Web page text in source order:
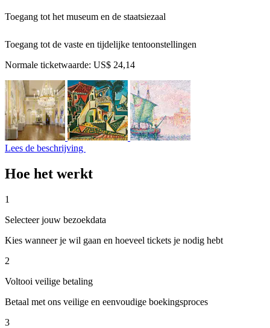
Toegang tot het museum en de staatsiezaal
Toegang tot de vaste en tijdelijke tentoonstellingen
Normale ticketwaarde: US$ 24,14
Lees de beschrijving
Hoe het werkt
1
Selecteer jouw bezoekdata
Kies wanneer je wil gaan en hoeveel tickets je nodig hebt
2
Voltooi veilige betaling
Betaal met ons veilige en eenvoudige boekingsproces
3